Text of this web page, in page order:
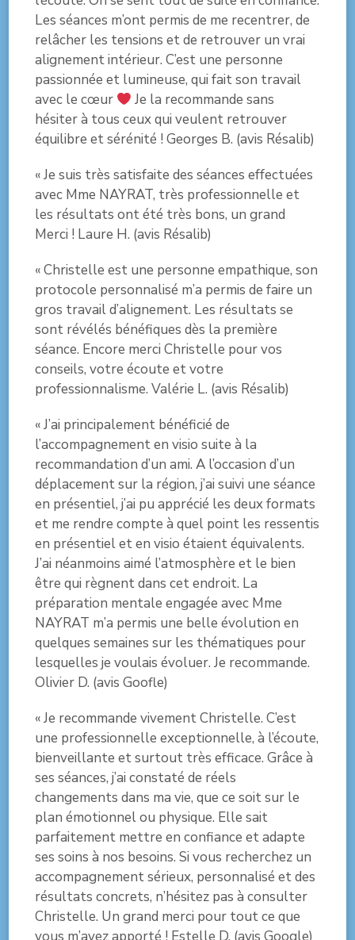
Les séances m’ont permis de me recentrer, de
relâcher les tensions et de retrouver un vrai
alignement intérieur. C’est une personne
passionnée et lumineuse, qui fait son travail
avec le cœur
Je la recommande sans
hésiter à tous ceux qui veulent retrouver
équilibre et sérénité ! Georges B. (avis Résalib)
« Je suis très satisfaite des séances effectuées
avec Mme NAYRAT, très professionnelle et
les résultats ont été très bons, un grand
Merci ! Laure H. (avis Résalib)
« Christelle est une personne empathique, son
protocole personnalisé m’a permis de faire un
gros travail d’alignement. Les résultats se
sont révélés bénéfiques dès la première
séance. Encore merci Christelle pour vos
conseils, votre écoute et votre
professionnalisme. Valérie L. (avis Résalib)
« J’ai principalement bénéficié de
l’accompagnement en visio suite à la
recommandation d’un ami. A l’occasion d’un
déplacement sur la région, j’ai suivi une séance
en présentiel, j’ai pu apprécié les deux formats
et me rendre compte à quel point les ressentis
en présentiel et en visio étaient équivalents.
J’ai néanmoins aimé l’atmosphère et le bien
être qui règnent dans cet endroit. La
préparation mentale engagée avec Mme
NAYRAT m’a permis une belle évolution en
quelques semaines sur les thématiques pour
lesquelles je voulais évoluer. Je recommande.
Olivier D. (avis Goofle)
« Je recommande vivement Christelle. C’est
une professionnelle exceptionnelle, à l’écoute,
bienveillante et surtout très efficace. Grâce à
ses séances, j’ai constaté de réels
changements dans ma vie, que ce soit sur le
plan émotionnel ou physique. Elle sait
parfaitement mettre en confiance et adapte
ses soins à nos besoins. Si vous recherchez un
accompagnement sérieux, personnalisé et des
résultats concrets, n’hésitez pas à consulter
Christelle. Un grand merci pour tout ce que